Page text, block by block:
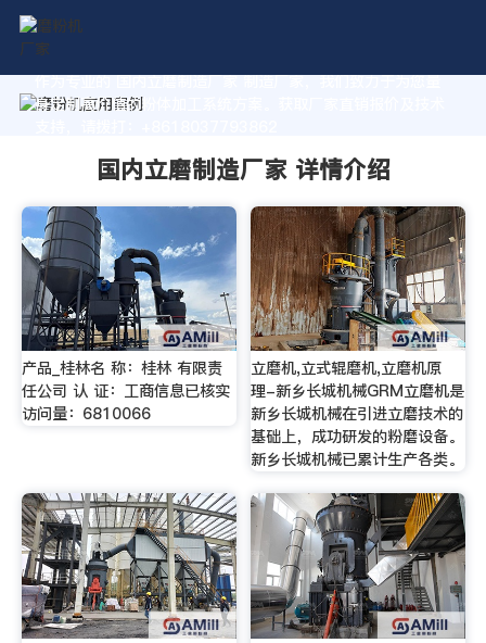
作为专业的 国内立磨制造厂家 制造厂家，我们致力于为您量
身定制高价值的粉体加工系统方案。获取厂家直销报价及技术
国内立磨制造厂家 详情介绍
产品_桂林名 称：桂林 有限责
任公司 认 证：工商信息已核实
访问量：6810066
立磨机,立式辊磨机,立磨机原
理-新乡长城机械GRM立磨机是
新乡长城机械在引进立磨技术的
基础上，成功研发的粉磨设备。
新乡长城机械已累计生产各类。